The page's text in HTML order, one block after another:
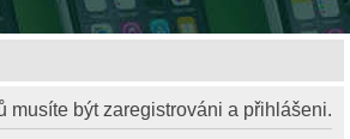
musíte být zaregistrováni a přihlášeni.